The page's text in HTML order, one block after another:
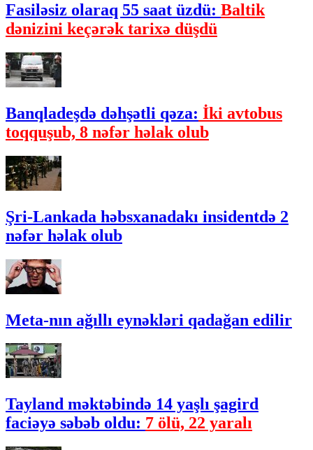
Fasiləsiz olaraq 55 saat üzdü: Baltik
dənizini keçərək tarixə düşdü
Banqladeşdə dəhşətli qəza: İki avtobus
toqquşub, 8 nəfər həlak olub
Şri-Lankada həbsxanadakı insidentdə 2
nəfər həlak olub
Meta-nın ağıllı eynəkləri qadağan edilir
Tayland məktəbində 14 yaşlı şagird
faciəyə səbəb oldu: 7 ölü, 22 yaralı